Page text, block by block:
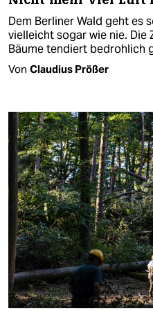
Dem Berliner Wald geht es
vielleicht sogar wie nie. Die
Bäume tendiert bedrohlich
Von Claudius Prößer